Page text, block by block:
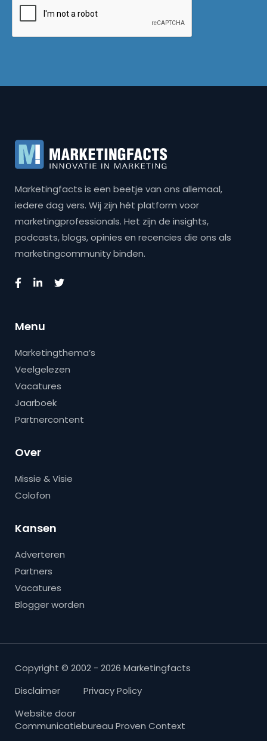
Marketingfacts is een beetje van ons allemaal,
iedere dag vers. Wij zijn hét platform voor
marketingprofessionals. Het zijn de insights,
podcasts, blogs, opinies en recencies die ons als
marketingcommunity binden.
Menu
Marketingthema’s
Veelgelezen
Vacatures
Jaarboek
Partnercontent
Over
Missie & Visie
Colofon
Kansen
Adverteren
Partners
Vacatures
Blogger worden
Copyright © 2002 - 2026 Marketingfacts
Disclaimer
Privacy Policy
Website door
Communicatiebureau Proven Context